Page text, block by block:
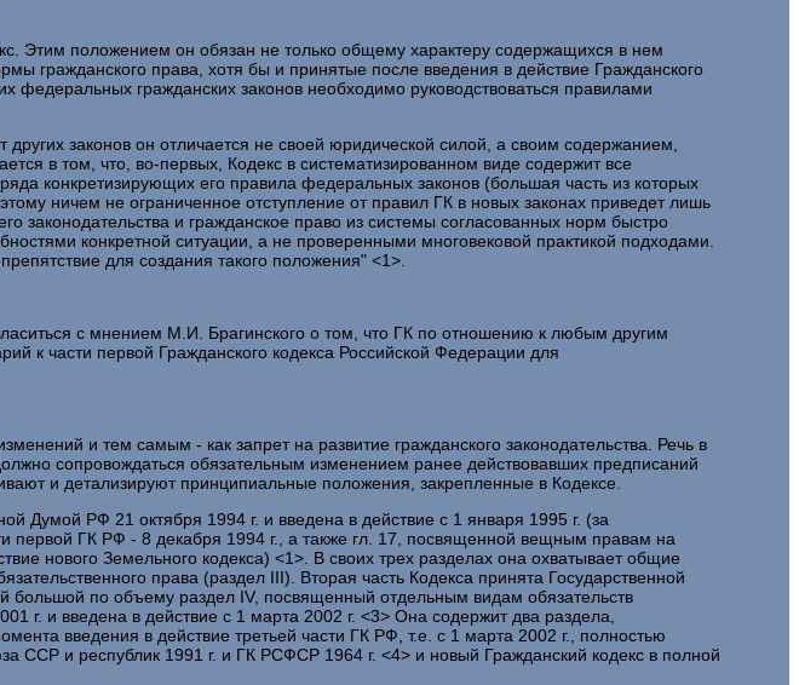
Этим положением он обязан не только общему характеру содержащихся в нем
гражданского права, хотя бы и принятые после введения в действие Гражданского
федеральных гражданских законов необходимо руководствоваться правилами
законов он отличается не своей юридической силой, а своим содержанием,
в том, что, во-первых, Кодекс в систематизированном виде содержит все
конкретизирующих его правила федеральных законов (большая часть из которых
ничем не ограниченное отступление от правил ГК в новых законах приведет лишь
законодательства и гражданское право из системы согласованных норм быстро
конкретной ситуации, а не проверенными многовековой практикой подходами.
для создания такого положения" <1>.
с мнением М.И. Брагинского о том, что ГК по отношению к любым другим
к части первой Гражданского кодекса Российской Федерации для
и тем самым - как запрет на развитие гражданского законодательства. Речь в
сопровождаться обязательным изменением ранее действовавших предписаний
и детализируют принципиальные положения, закрепленные в Кодексе.
Думой РФ 21 октября 1994 г. и введена в действие с 1 января 1995 г. (за
первой ГК РФ - 8 декабря 1994 г., а также гл. 17, посвященной вещным правам на
нового Земельного кодекса) <1>. В своих трех разделах она охватывает общие
права (раздел III). Вторая часть Кодекса принята Государственной
большой по объему раздел IV, посвященный отдельным видам обязательств
г. и введена в действие с 1 марта 2002 г. <3> Она содержит два раздела,
введения в действие третьей части ГК РФ, т.е. с 1 марта 2002 г., полностью
ССР и республик 1991 г. и ГК РСФСР 1964 г. <4> и новый Гражданский кодекс в полной